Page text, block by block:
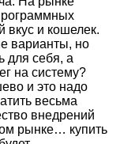
вкус и кошелек.
варианты, но
для себя, а
на систему?
и это надо
весьма
внедрений
рынке… купить